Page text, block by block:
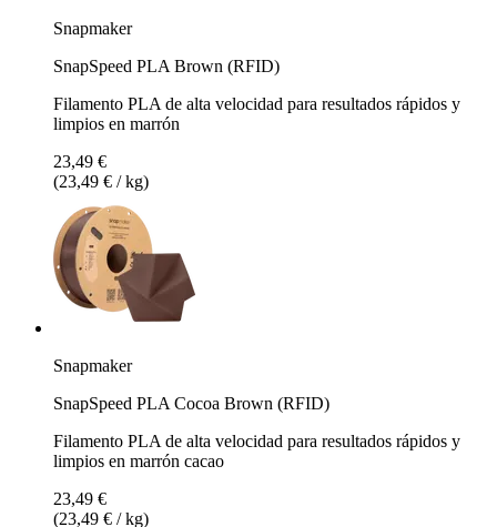
Snapmaker
SnapSpeed PLA Brown (RFID)
Filamento PLA de alta velocidad para resultados rápidos y
limpios en marrón
23,49 €
(23,49 € / kg)
Snapmaker
SnapSpeed PLA Cocoa Brown (RFID)
Filamento PLA de alta velocidad para resultados rápidos y
limpios en marrón cacao
23,49 €
(23,49 € / kg)